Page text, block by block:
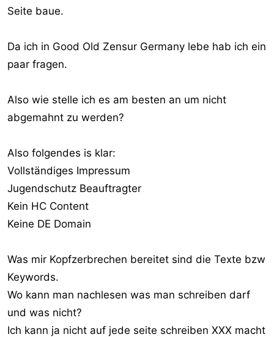
r
r
Seite baue.
Da ich in Good Old Zensur Germany lebe hab ich ein
paar fragen.
Also wie stelle ich es am besten an um nicht
abgemahnt zu werden?
Also folgendes is klar:
Vollständiges Impressum
Jugendschutz Beauftragter
Kein HC Content
Keine DE Domain
Was mir Kopfzerbrechen bereitet sind die Texte bzw
Keywords.
Wo kann man nachlesen was man schreiben darf
und was nicht?
Ich kann ja nicht auf jede seite schreiben XXX macht